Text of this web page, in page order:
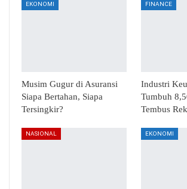
EKONOMI
Musim Gugur di Asuransi
Siapa Bertahan, Siapa
Tersingkir?
FINANCE
Industri
Tumbuh
Tembus
NASIONAL EKONOMI